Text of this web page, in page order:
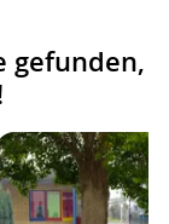
gefunden,